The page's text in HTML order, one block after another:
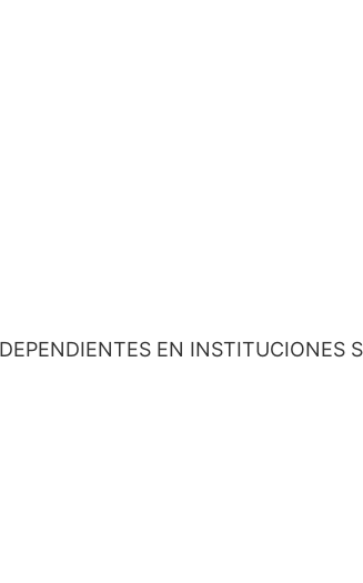
EN INSTITUCIONES